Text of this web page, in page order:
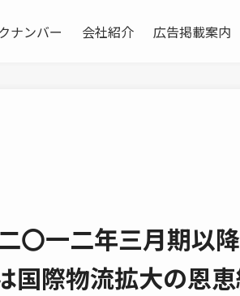
ナンバー 会社紹介 広告掲載案内
一二年三月期以
国際物流拡大の恩恵